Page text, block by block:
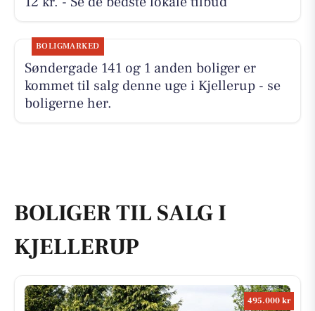
BOLIGMARKED
Søndergade 141 og 1 anden boliger er
kommet til salg denne uge i Kjellerup - se
boligerne her.
BOLIGER TIL SALG I
KJELLERUP
495.000 kr